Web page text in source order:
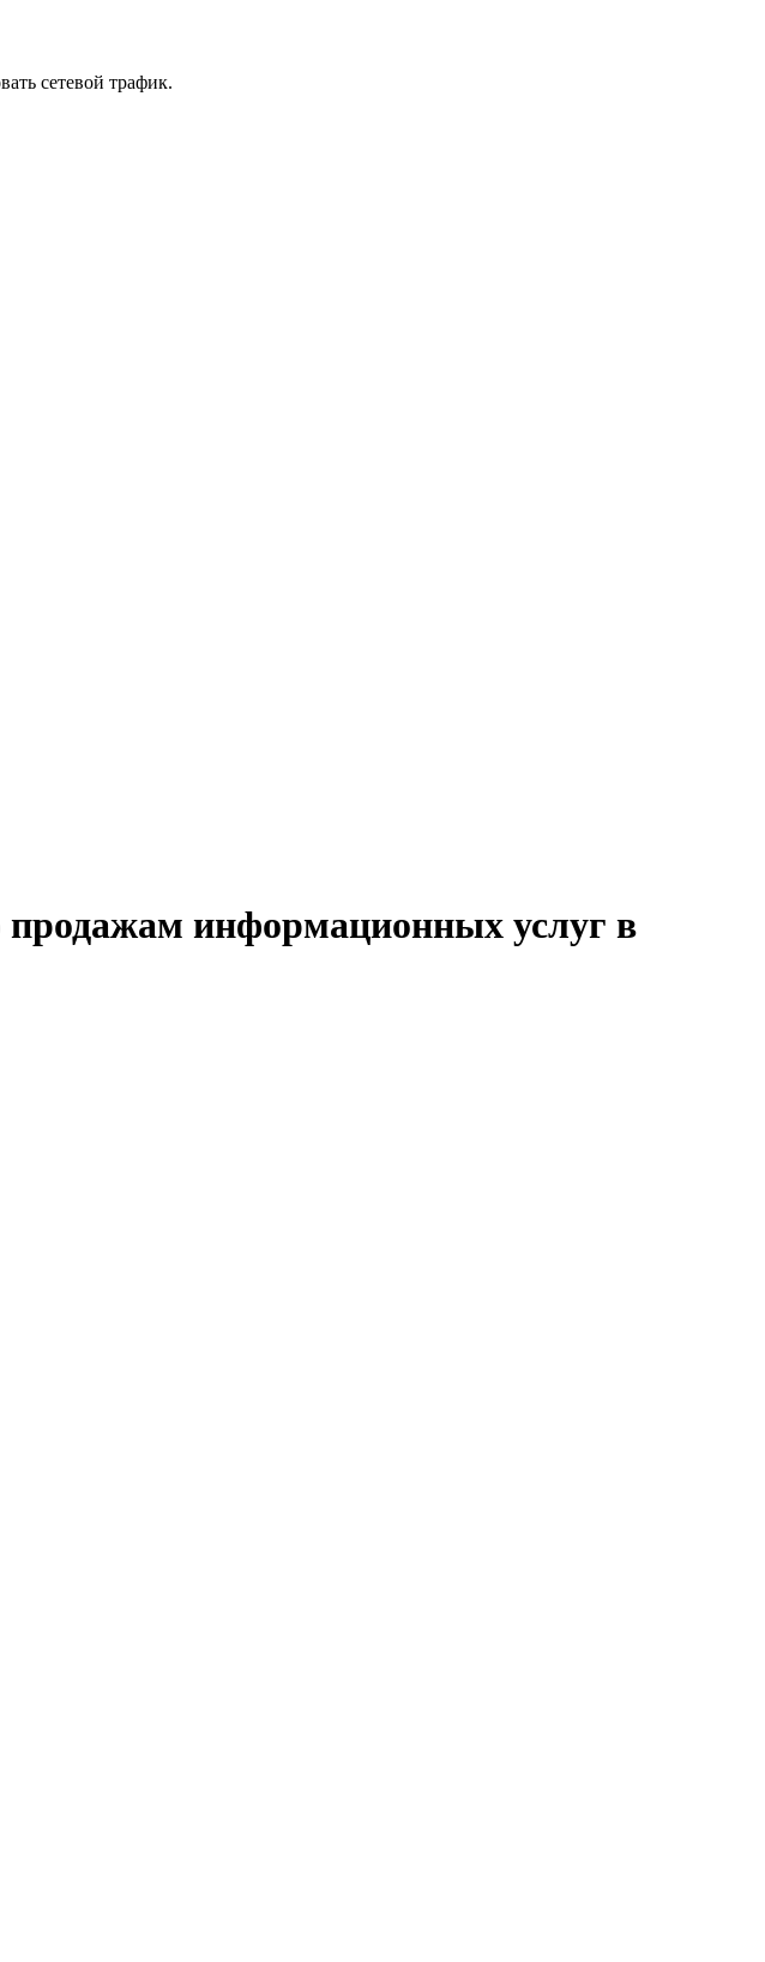
сетевой трафик.
продажам информационных услуг в